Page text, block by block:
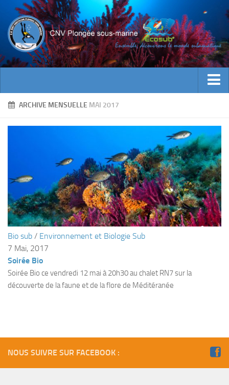
ACTUALITES
Contacts
Documents utiles
Encadrement
Historique
ECOLE DE PLONGEE
ARCHIVE MENSUELLE MAI 2017
Bio sub / Environnement et Biologie Sub
7 Mai, 2017
Soirée Bio
Soirée Bio ce vendredi 12 mai à 20h30 au chalet RN7 sur la
découverte de la faune et de la flore de Méditéranée
NOUS SUIVRE SUR FACEBOOK :